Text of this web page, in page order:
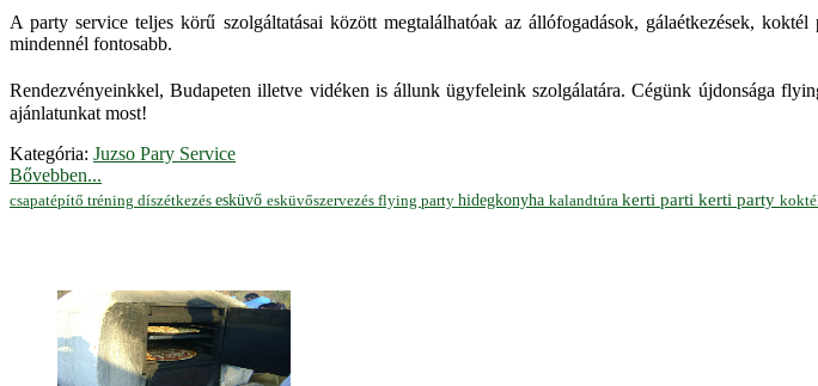
A party service teljes körű szolgáltatásai között megtalálhatóak az állófogadások, gálaétkezések,
mindennél fontosabb.
Rendezvényeinkkel, Budapeten illetve vidéken is állunk ügyfeleink szolgálatára. Cégünk újdonsága
ajánlatunkat most!
Kategória: Juzso Pary Service
Bővebben...
csapatépítő tréning díszétkezés esküvő esküvőszervezés flying party hidegkonyha kalandtúra kerti parti kerti party